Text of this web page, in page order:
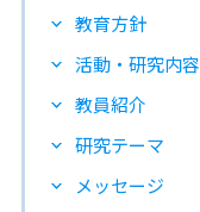
教育方針
活動・研究内容
教員紹介
研究テーマ
メッセージ